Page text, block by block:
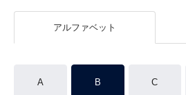
アルファベット
A B C